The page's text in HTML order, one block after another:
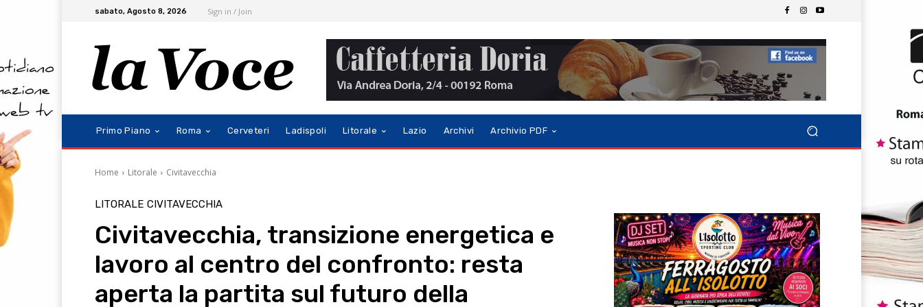
sabato, Agosto 8, 2026 Sign in / Join
Primo Piano Roma Cerveteri Ladispoli Litorale Lazio Archivi Archivio PDF
Home Litorale Civitavecchia
LITORALE CIVITAVECCHIA
Civitavecchia, transizione energetica e
lavoro al centro del confronto: resta
aperta la partita sul futuro della